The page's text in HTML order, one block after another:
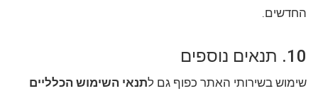
החדשים.
10. תנאים נוספים
שימוש בשירותי האתר כפוף גם לתנאי השימוש הכלליים